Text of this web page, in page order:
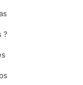
?